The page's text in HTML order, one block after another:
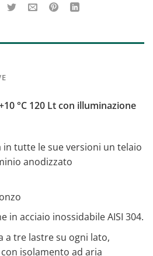
°C 120 Lt con illuminazione
in tutte le sue versioni un telaio
anodizzato
in acciaio inossidabile AISI 304.
a tre lastre su ogni lato,
isolamento ad aria